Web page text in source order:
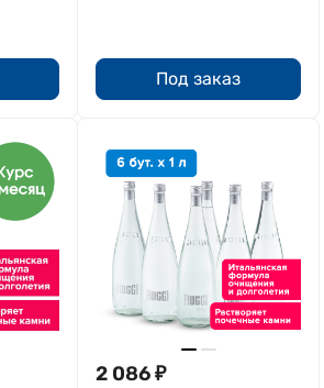
Под заказ
2 086₽